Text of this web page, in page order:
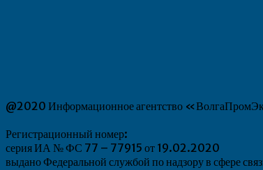
@2020 Информационное агентство
Регистрационный номер:
серия ИА № ФС 77 – 77915 от 19.02.2020
выдано Федеральной службой по надзору в сфере